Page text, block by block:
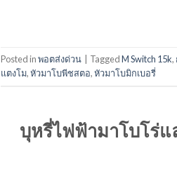
Posted inพอตส่งด่วน TaggedM Switch 15k,
แตงโม,หัวมาโบพีชสตอ,หัวมาโบมิกเบอรี่
บุหรี่ไฟฟ้ามาโบโร่